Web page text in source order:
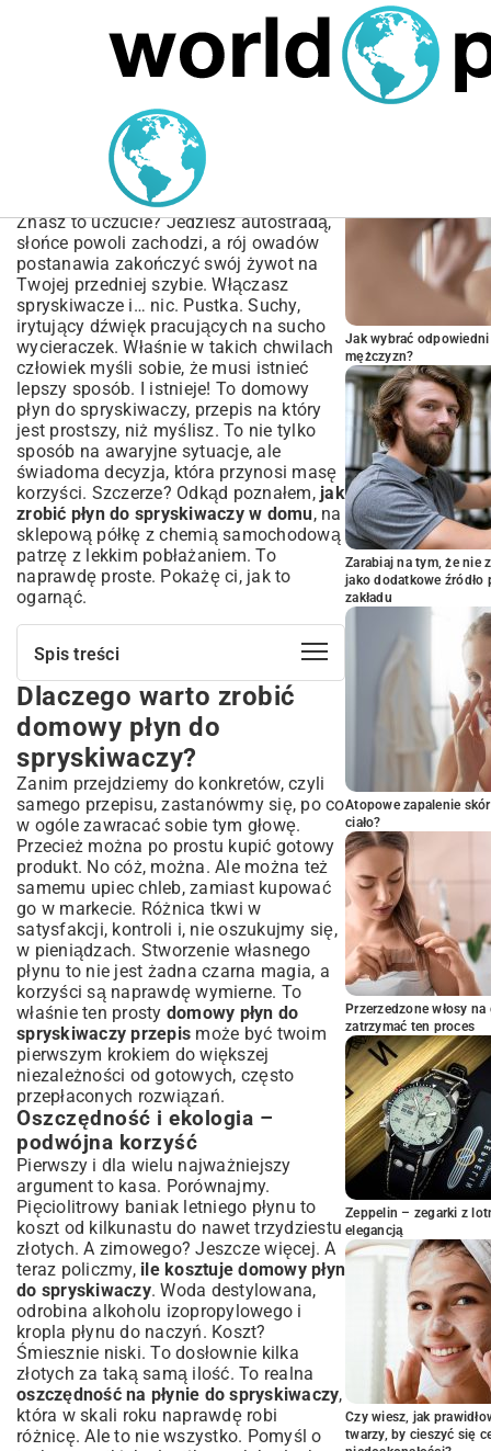
MARIUSZ ŁAMAGA 05.10.2025
Domowy Płyn do
Spryskiwaczy Przepis –
Jak Zrobić i Oszczędzać
Znasz to uczucie? Jedziesz autostradą,
słońce powoli zachodzi, a rój owadów
postanawia zakończyć swój żywot na
Twojej przedniej szybie. Włączasz
spryskiwacze i… nic. Pustka. Suchy,
irytujący dźwięk pracujących na sucho
wycieraczek. Właśnie w takich chwilach
człowiek myśli sobie, że musi istnieć
lepszy sposób. I istnieje! To domowy
płyn do spryskiwaczy, przepis na który
jest prostszy, niż myślisz. To nie tylko
sposób na awaryjne sytuacje, ale
świadoma decyzja, która przynosi masę
korzyści. Szczerze? Odkąd poznałem, jak
zrobić płyn do spryskiwaczy w domu, na
sklepową półkę z chemią samochodową
patrzę z lekkim pobłażaniem. To
naprawdę proste. Pokażę ci, jak to
ogarnąć.
Spis treści
Dlaczego warto zrobić domowy płyn do
spryskiwaczy?
Oszczędność i ekologia – podwójna
korzyść
Bezpieczeństwo i skuteczność – czy
domowy płyn dorównuje sklepowemu?
Niezbędne składniki do przygotowania
płynu
Podstawy: woda, alkohol i detergent
Opcjonalne dodatki dla lepszej wydajności
Domowy płyn do spryskiwaczy – przepis
krok po kroku
Przygotowanie wersji letniej
Modyfikacja na zimę – jak uniknąć
zamarzania?
Proporcje i dawkowanie dla optymalnych
rezultatów
Porady dotyczące przechowywania i
użytkowania
Gdzie przechowywać gotowy płyn?
Kiedy wymieniać płyn w zbiorniku?
Najczęstsze błędy przy tworzeniu
domowego płynu
Czego unikać, aby nie uszkodzić
samochodu?
Jakie substancje są szkodliwe dla lakieru i
uszczelek?
Podsumowanie: Czy warto postawić na
domowe rozwiązania?
Dlaczego warto zrobić
domowy płyn do
spryskiwaczy?
Zanim przejdziemy do konkretów, czyli
samego przepisu, zastanówmy się, po co
w ogóle zawracać sobie tym głowę.
Przecież można po prostu kupić gotowy
produkt. No cóż, można. Ale można też
samemu upiec chleb, zamiast kupować
go w markecie. Różnica tkwi w
satysfakcji, kontroli i, nie oszukujmy się,
w pieniądzach. Stworzenie własnego
płynu to nie jest żadna czarna magia, a
korzyści są naprawdę wymierne. To
właśnie ten prosty domowy płyn do
spryskiwaczy przepis może być twoim
pierwszym krokiem do większej
niezależności od gotowych, często
przepłaconych rozwiązań.
Oszczędność i ekologia –
podwójna korzyść
Pierwszy i dla wielu najważniejszy
argument to kasa. Porównajmy.
Pięciolitrowy baniak letniego płynu to
koszt od kilkunastu do nawet trzydziestu
złotych. A zimowego? Jeszcze więcej. A
teraz policzmy, ile kosztuje domowy płyn
do spryskiwaczy. Woda destylowana,
odrobina alkoholu izopropylowego i
kropla płynu do naczyń. Koszt?
Śmiesznie niski. To dosłownie kilka
złotych za taką samą ilość. To realna
oszczędność na płynie do spryskiwaczy,
która w skali roku naprawdę robi
różnicę. Ale to nie wszystko. Pomyśl o
Jak wybrać
mężczyzn?
Zarabiaj na tym, że nie
jako dodatkowe
zakładu
Atopowe zapalenie
ciało?
Przerzedzone włosy
zatrzymać ten proces
Zeppelin – zegarki z
elegancją
Czy wiesz, jak
twarzy, by cieszyć się